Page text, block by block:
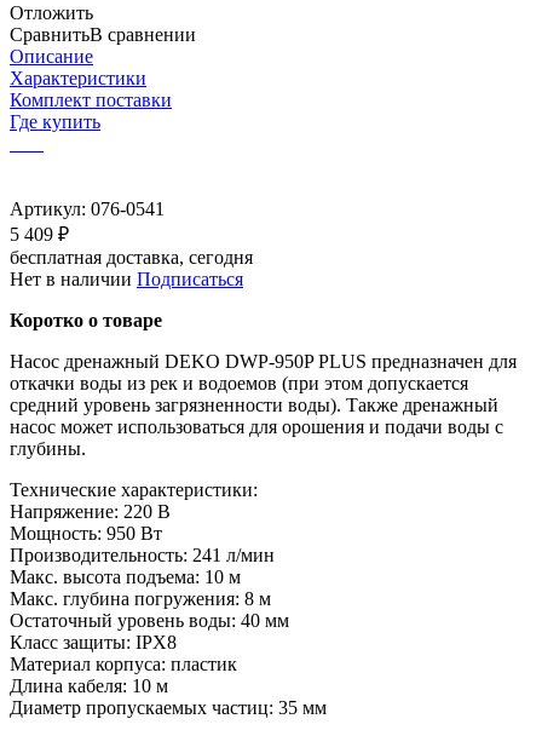
Отложить
СравнитьВ сравнении
Описание
Характеристики
Комплект поставки
Где купить
Артикул: 076-0541
5 409 ₽
бесплатная доставка, сегодня
Нет в наличии Подписаться
Коротко о товаре
Насос дренажный DEKO DWP-950P PLUS предназначен для
откачки воды из рек и водоемов (при этом допускается
средний уровень загрязненности воды). Также дренажный
насос может использоваться для орошения и подачи воды с
глубины.
Технические характеристики:
Напряжение: 220 В
Мощность: 950 Вт
Производительность: 241 л/мин
Макс. высота подъема: 10 м
Макс. глубина погружения: 8 м
Остаточный уровень воды: 40 мм
Класс защиты: IPX8
Материал корпуса: пластик
Длина кабеля: 10 м
Диаметр пропускаемых частиц: 35 мм